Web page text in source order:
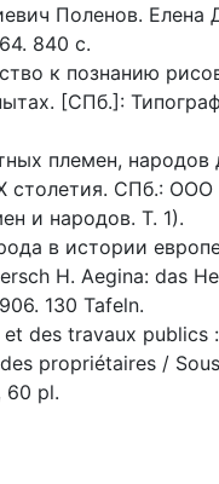
Поленов. Елена
840 с.
к познанию
[СПб.]:
племен,
столетия. СПб.:
и народов. Т. 1).
в истории
H. Aegina: das
130 Tafeln.
des travaux
propriétaires /
60 pl.